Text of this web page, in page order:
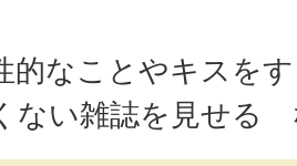
なことやキスを
ない雑誌を見せる